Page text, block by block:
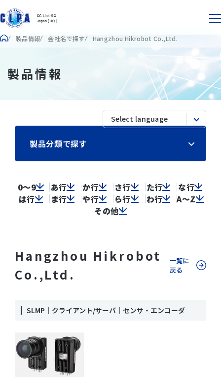
製品情報 会社名で探す Hangzhou Hikrobot Co.,Ltd.
製品情報
製品分類で探す
0～9 あ行 か行 さ行 た行 な行
は行 ま行 や行 ら行 わ行
A～Z
その他
Hangzhou Hikrobot
Co.,Ltd.
一覧に
戻る
SLMP｜クライアント/サーバ｜センサ・エンコーダ